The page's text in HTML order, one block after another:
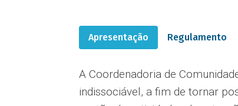
Apresentação Regulamento
A Coordenadoria de
indissociável, a fim de tornar